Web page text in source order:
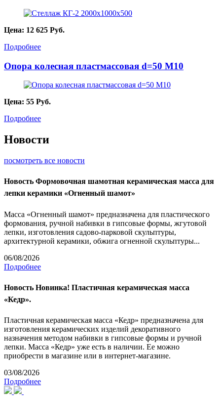
Цена: 12 625 Руб.
Подробнее
Опора колесная пластмассовая d=50 М10
Цена: 55 Руб.
Подробнее
Новости
посмотреть все новости
Новость Формовочная шамотная керамическая масса для
лепки керамики «Огненный шамот»
Масса «Огненный шамот» предназначена для пластического
формования, ручной набивки в гипсовые формы, жгутовой
лепки, изготовления садово-парковой скульптуры,
архитектурной керамики, обжига огненной скульптуры...
06/08/2026
Подробнее
Новость Новинка! Пластичная керамическая масса
«Кедр».
Пластичная керамическая масса «Кедр» предназначена для
изготовления керамических изделий декоративного
назначения методом набивки в гипсовые формы и ручной
лепки. Масса «Кедр» уже есть в наличии. Ее можно
приобрести в магазине или в интернет-магазине.
03/08/2026
Подробнее